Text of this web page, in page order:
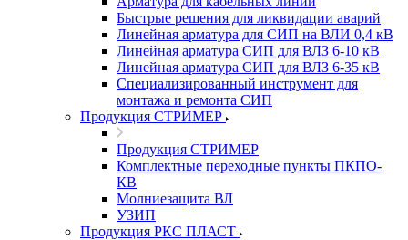
Быстрые решения для ликвидации аварий
Линейная арматура для СИП на ВЛИ 0,4 кВ
Линейная арматура СИП для ВЛЗ 6-10 кВ
Линейная арматура СИП для ВЛЗ 6-35 кВ
Специализированный инструмент для
монтажа и ремонта СИП
Продукция СТРИМЕР
Продукция СТРИМЕР
Комплектные переходные пункты ПКПО-
КВ
Молниезащита ВЛ
УЗИП
Продукция РКС ПЛАСТ